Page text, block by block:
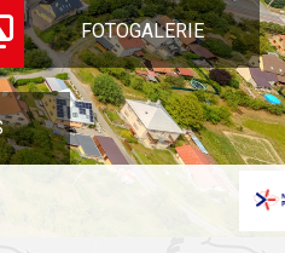
FOTOGALERIE